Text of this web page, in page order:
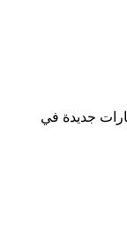
جديدة في